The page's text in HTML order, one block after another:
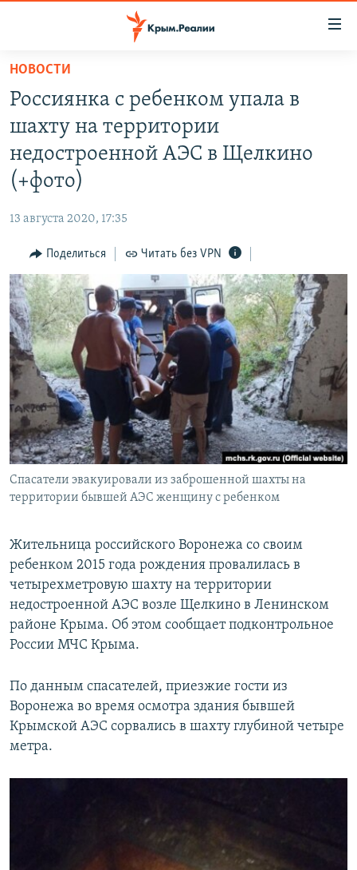
Вернуться
основному
содержанию
главной
Вернутся
поиску
КАРТА ВОЕННЫХ ОБЪЕКТОВ КРЫМА
ИСТОРИЯ
ИНТЕРАКТИВ
ИНФОГРАФИКА
ТЕЛЕПРОЕКТ КРЫМ.РЕАЛИИ
СОВЕТЫ ПРАВОЗАЩИТНИКОВ
ПРОПАВШИЕ БЕЗ ВЕСТИ
ПОБЕДИТЕЛЕЙ НЕ СУДЯТ?
КРЫМ.НЕПОКОРЕННЫЙ
ELIFBE
УКРАИНСКАЯ ПРОБЛЕМА КРЫМА
РАДІО СВОБОДА
КАК ОБОЙТИ БЛОКИРОВКУ
Українською
Qırımtatar
ПРИСОЕДИНЯЙТЕСЬ!
Все сайты RFE/RL
НОВОСТИ
Россиянка с ребенком упала в
шахту на территории
недостроенной АЭС в Щелкино
(+фото)
13 августа 2020, 17:35
Поделиться Читать без VPN
Спасатели эвакуировали из заброшенной шахты на
территории бывшей АЭС женщину с ребенком
Жительница российского Воронежа со своим
ребенком 2015 года рождения провалилась в
четырехметровую шахту на территории
недостроенной АЭС возле Щелкино в Ленинском
районе Крыма. Об этом сообщает подконтрольное
России МЧС Крыма.
По данным спасателей, приезжие гости из
Воронежа во время осмотра здания бывшей
Крымской АЭС сорвались в шахту глубиной четыре
метра.